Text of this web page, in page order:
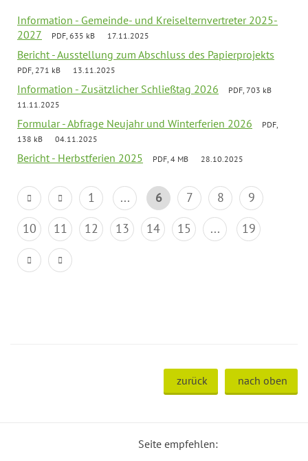
Information - Gemeinde- und Kreiselternvertreter 2025-
2027
PDF, 635 kB 17.11.2025
Bericht - Ausstellung zum Abschluss des Papierprojekts
PDF, 271 kB 13.11.2025
Information - Zusätzlicher Schließtag 2026
PDF, 703 kB
11.11.2025
Formular - Abfrage Neujahr und Winterferien 2026
PDF,
138 kB
04.11.2025
Bericht - Herbstferien 2025 PDF, 4 MB 28.10.2025
1 ... 6 7 8
9
10
11 12 13 14 15 ... 19
zurück nach oben
Seite empfehlen: